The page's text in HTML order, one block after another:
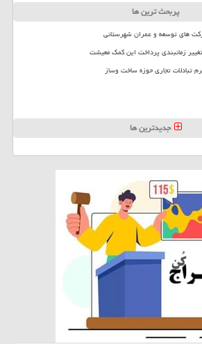
پربحث ترین ها
های توسعه و عمران شهرستانی
زمانبندی پرداخت این کمک معیشت
جدیدترین ها